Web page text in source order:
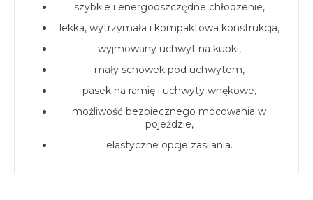
szybkie i energooszczędne chłodzenie,
lekka, wytrzymała i kompaktowa konstrukcja,
wyjmowany uchwyt na kubki,
mały schowek pod uchwytem,
pasek na ramię i uchwyty wnękowe,
możliwość bezpiecznego mocowania w
pojeździe,
elastyczne opcje zasilania.